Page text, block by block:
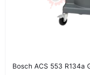
Bosch ACS 553 R134a